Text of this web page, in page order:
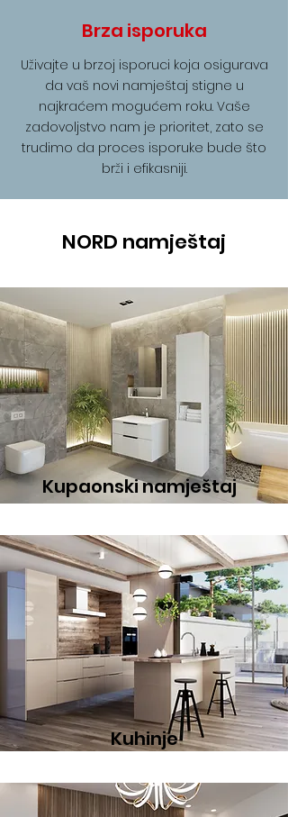
Brza isporuka
Uživajte u brzoj isporuci koja osigurava
da vaš novi namještaj stigne u
najkraćem mogućem roku. Vaše
zadovoljstvo nam je prioritet, zato se
trudimo da proces isporuke bude što
brži i efikasniji.
NORD namještaj
Kupaonski namještaj
Kuhinje